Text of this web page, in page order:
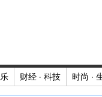
财经 · 科技 时尚 ·